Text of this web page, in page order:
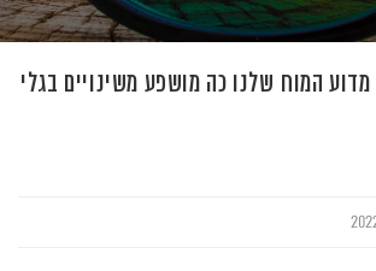
המוח שלנו כה מושפע משינויים בגלי